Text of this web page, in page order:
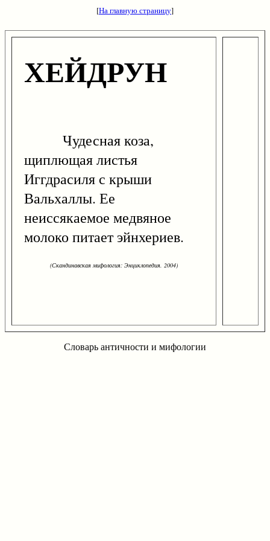
[На главную страницу]
ХЕЙДРУН
Чудесная коза,
щиплющая листья
Иггдрасиля с крыши
Вальхаллы. Ее
неиссякаемое медвяное
молоко питает эйнхериев.
(Скандинавская мифология: Энциклопедия. 2004)
Словарь античности и мифологии